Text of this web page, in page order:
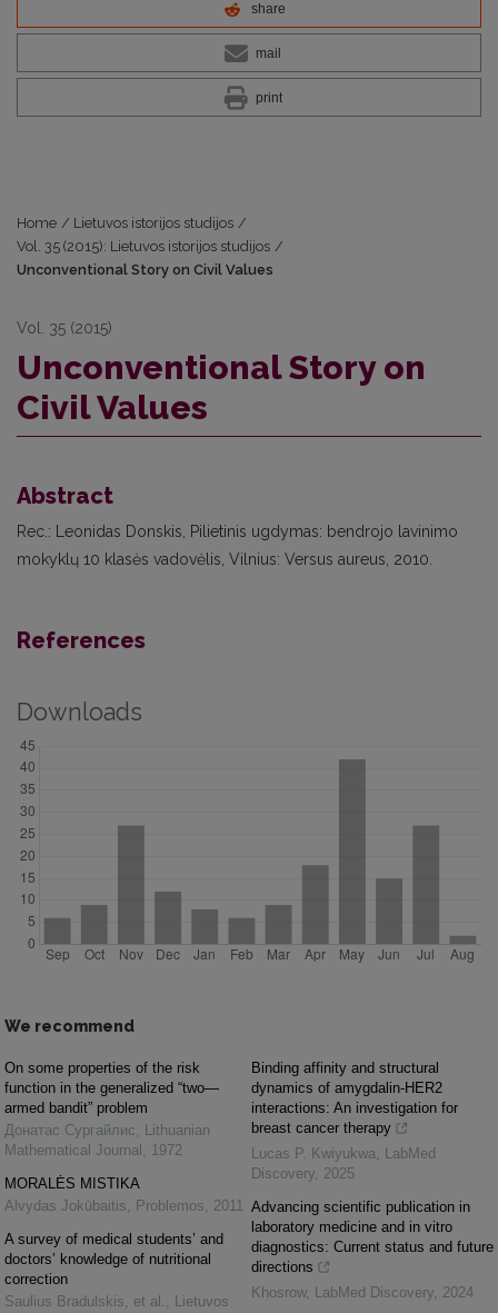
share
mail
print
Home / Lietuvos istorijos studijos /
Vol. 35 (2015): Lietuvos istorijos studijos /
Unconventional Story on Civil Values
Vol. 35 (2015)
Unconventional Story on
Civil Values
Abstract
Rec.: Leonidas Donskis, Pilietinis ugdymas: bendrojo lavinimo
mokyklų 10 klasės vadovėlis, Vilnius: Versus aureus, 2010.
References
Downloads
We recommend
On some properties of the risk
function in the generalized “two—
armed bandit” problem
Донатас Сургайлис, Lithuanian
Mathematical Journal , 1972
MORALĖS MISTIKA
Alvydas Jokūbaitis, Problemos, 2011
A survey of medical students’ and
doctors’ knowledge of nutritional
correction
Saulius Bradulskis, et al. , Lietuvos
Binding affinity and structural
dynamics of amygdalin-HER2
interactions: An investigation for
breast cancer therapy
Lucas P. Kwiyukwa, LabMed
Discovery, 2025
Advancing scientific publication in
laboratory medicine and in vitro
diagnostics: Current status and future
directions
Khosrow, LabMed Discovery, 2024